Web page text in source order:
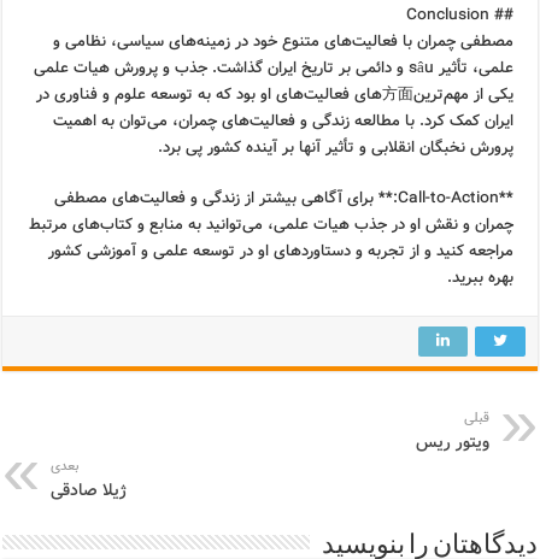
## Conclusion
مصطفی چمران با فعالیت‌های متنوع خود در زمینه‌های سیاسی، نظامی و
علمی، تأثیر sâu و دائمی بر تاریخ ایران گذاشت. جذب و پرورش هیات علمی
یکی از مهم‌ترین方面‌های فعالیت‌های او بود که به توسعه علوم و فناوری در
ایران کمک کرد. با مطالعه زندگی و فعالیت‌های چمران، می‌توان به اهمیت
پرورش نخبگان انقلابی و تأثیر آنها بر آینده کشور پی برد.
**Call-to-Action:** برای آگاهی بیشتر از زندگی و فعالیت‌های مصطفی
چمران و نقش او در جذب هیات علمی، می‌توانید به منابع و کتاب‌های مرتبط
مراجعه کنید و از تجربه و دستاوردهای او در توسعه علمی و آموزشی کشور
بهره ببرید.
قبلی
ویتور ریس
بعدی
ژیلا صادقی
دیدگاهتان را بنویسید